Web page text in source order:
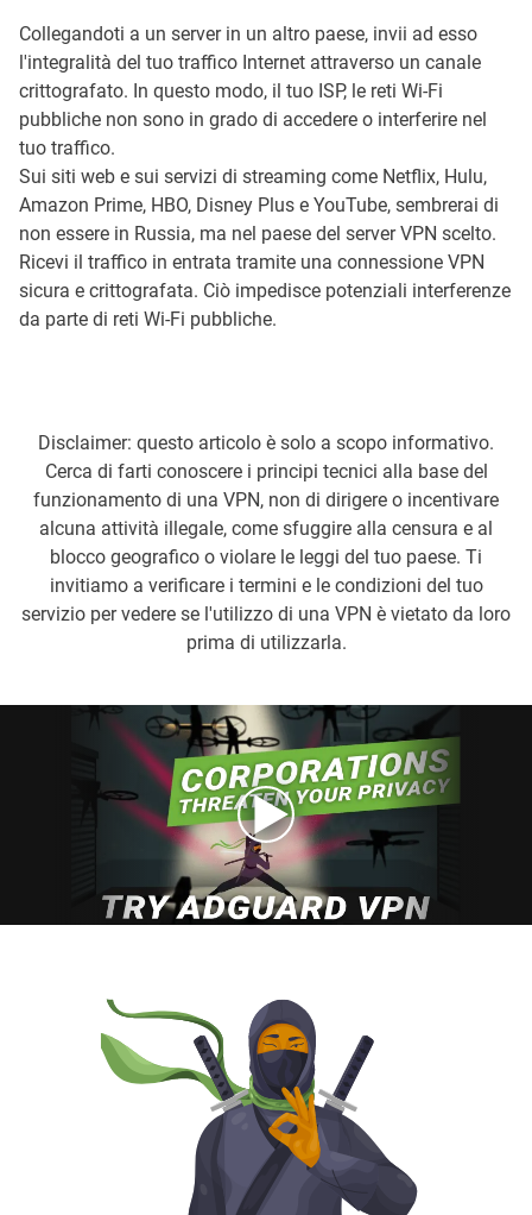
Collegandoti a un server in un altro paese, invii ad esso
l'integralità del tuo traffico Internet attraverso un canale
crittografato. In questo modo, il tuo ISP, le reti Wi-Fi
pubbliche non sono in grado di accedere o interferire nel
tuo traffico.
Sui siti web e sui servizi di streaming come Netflix, Hulu,
Amazon Prime, HBO, Disney Plus e YouTube, sembrerai di
non essere in Russia, ma nel paese del server VPN scelto.
Ricevi il traffico in entrata tramite una connessione VPN
sicura e crittografata. Ciò impedisce potenziali interferenze
da parte di reti Wi-Fi pubbliche.
Disclaimer: questo articolo è solo a scopo informativo.
Cerca di farti conoscere i principi tecnici alla base del
funzionamento di una VPN, non di dirigere o incentivare
alcuna attività illegale, come sfuggire alla censura e al
blocco geografico o violare le leggi del tuo paese. Ti
invitiamo a verificare i termini e le condizioni del tuo
servizio per vedere se l'utilizzo di una VPN è vietato da loro
prima di utilizzarla.